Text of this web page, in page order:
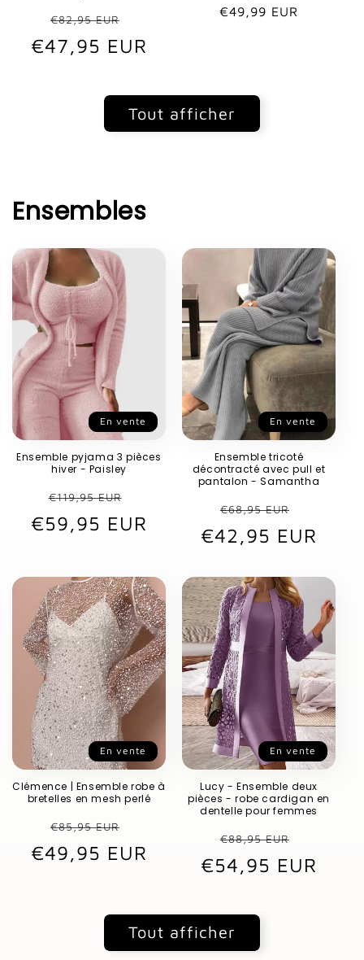
Prix
habituel
€82,95 EUR
promotionnel
€47,95 EUR
Prix
€49,99 EUR
Tout afficher
Ensembles
En vente
Ensemble pyjama 3 pièces
hiver - Paisley
Prix
habituel
€119,95 EUR
promotionnel
€59,95 EUR
En vente
Ensemble tricoté
décontracté avec pull et
pantalon - Samantha
Prix
habituel
€68,95 EUR
€42,95 EUR
En vente
Clémence | Ensemble robe à
bretelles en mesh perlé
Prix
habituel
€85,95 EUR
promotionnel
€49,95 EUR
En vente
Lucy - Ensemble deux
pièces - robe cardigan en
dentelle pour femmes
Prix
habituel
€88,95 EUR
€54,95 EUR
Tout afficher